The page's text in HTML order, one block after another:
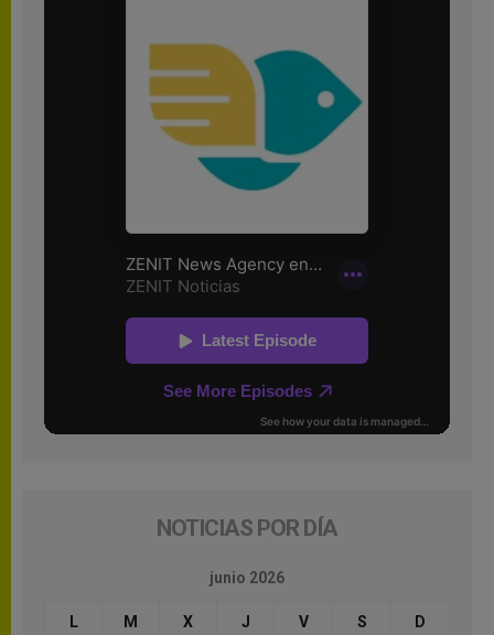
NOTICIAS POR DÍA
junio 2026
L M X J V S D